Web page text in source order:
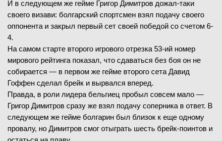
И в следующем же гейме Григор Димитров дожал-таки
своего визави: болгарский спортсмен взял подачу своего
оппонента и закрыл первый сет своей победой со счетом 6-
4.
На самом старте второго игрового отрезка 53-ий номер
мирового рейтинга показал, что сдаваться без боя он не
собирается — в первом же гейме второго сета Давид
Гоффен сделал брейк и вырвался вперед.
Правда, в роли лидера бельгиец пробыл совсем мало —
Григор Димитров сразу же взял подачу соперника в ответ. В
следующем же гейме болгарин был близок к еще одному
провалу, но Димитров смог отыграть шесть брейк-поинтов и